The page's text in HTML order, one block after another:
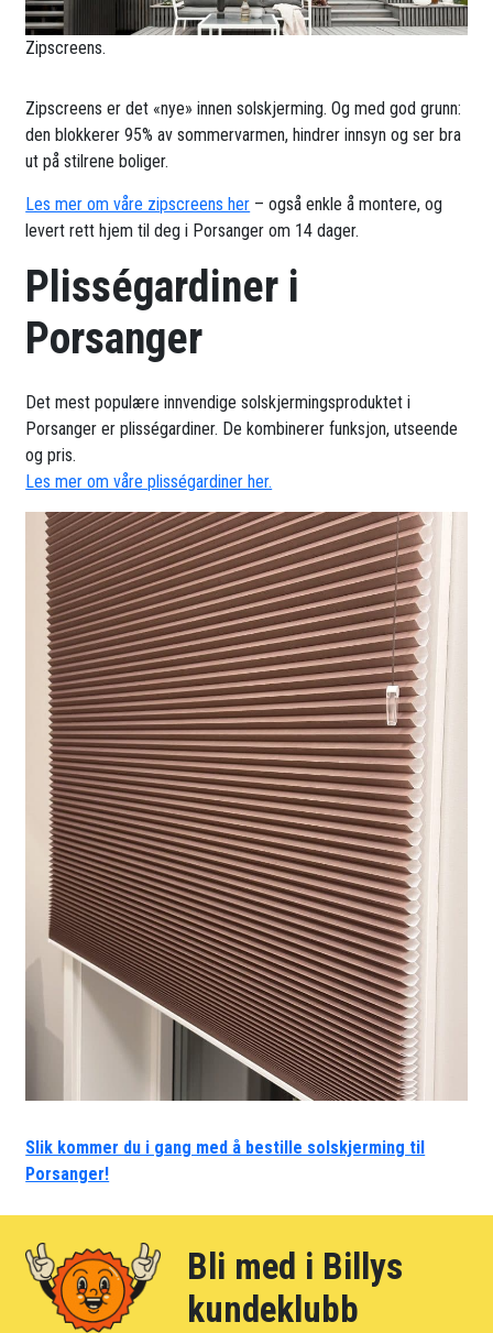
Zipscreens.
Zipscreens er det «nye» innen solskjerming. Og med god grunn:
den blokkerer 95% av sommervarmen, hindrer innsyn og ser bra
ut på stilrene boliger.
Les mer om våre zipscreens her – også enkle å montere, og
levert rett hjem til deg i Porsanger om 14 dager.
Plisségardiner i
Porsanger
Det mest populære innvendige solskjermingsproduktet i
Porsanger er plisségardiner. De kombinerer funksjon, utseende
og pris.
Les mer om våre plisségardiner her.
Slik kommer du i gang med å bestille solskjerming til
Porsanger!
Bli med i Billys
kundeklubb